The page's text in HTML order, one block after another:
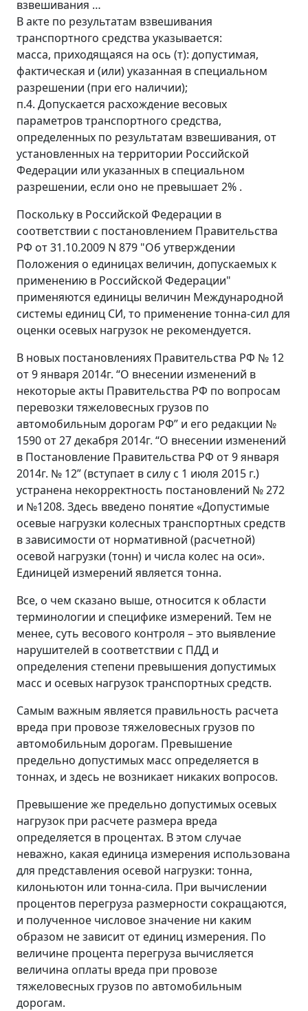
взвешивания …
В акте по результатам взвешивания
транспортного средства указывается:
масса, приходящаяся на ось (т): допустимая,
фактическая и (или) указанная в специальном
разрешении (при его наличии);
п.4. Допускается расхождение весовых
параметров транспортного средства,
определенных по результатам взвешивания, от
установленных на территории Российской
Федерации или указанных в специальном
разрешении, если оно не превышает 2% .
Поскольку в Российской Федерации в
соответствии с постановлением Правительства
РФ от 31.10.2009 N 879 "Об утверждении
Положения о единицах величин, допускаемых к
применению в Российской Федерации"
применяются единицы величин Международной
системы единиц СИ, то применение тонна-сил для
оценки осевых нагрузок не рекомендуется.
В новых постановлениях Правительства РФ № 12
от 9 января 2014г. “О внесении изменений в
некоторые акты Правительства РФ по вопросам
перевозки тяжеловесных грузов по
автомобильным дорогам РФ” и его редакции №
1590 от 27 декабря 2014г. “О внесении изменений
в Постановление Правительства РФ от 9 января
2014г. № 12” (вступает в силу с 1 июля 2015 г.)
устранена некорректность постановлений № 272
и №1208. Здесь введено понятие «Допустимые
осевые нагрузки колесных транспортных средств
в зависимости от нормативной (расчетной)
осевой нагрузки (тонн) и числа колес на оси».
Единицей измерений является тонна.
Все, о чем сказано выше, относится к области
терминологии и специфике измерений. Тем не
менее, суть весового контроля – это выявление
нарушителей в соответствии с ПДД и
определения степени превышения допустимых
масс и осевых нагрузок транспортных средств.
Самым важным является правильность расчета
вреда при провозе тяжеловесных грузов по
автомобильным дорогам. Превышение
предельно допустимых масс определяется в
тоннах, и здесь не возникает никаких вопросов.
Превышение же предельно допустимых осевых
нагрузок при расчете размера вреда
определяется в процентах. В этом случае
неважно, какая единица измерения использована
для представления осевой нагрузки: тонна,
килоньютон или тонна-сила. При вычислении
процентов перегруза размерности сокращаются,
и полученное числовое значение ни каким
образом не зависит от единиц измерения. По
величине процента перегруза вычисляется
величина оплаты вреда при провозе
тяжеловесных грузов по автомобильным
дорогам.